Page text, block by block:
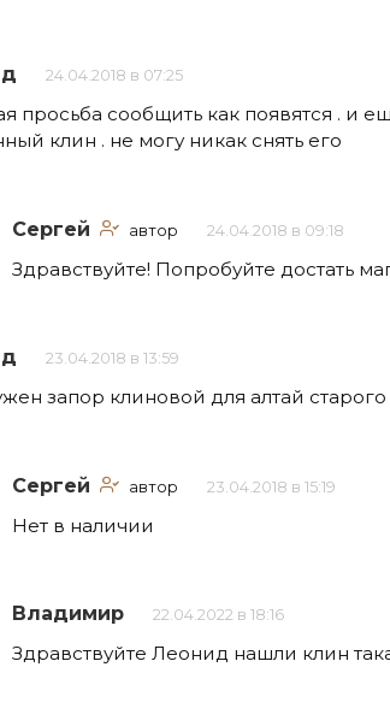
24.04.2018 в 07:25
просьба сообщить как появятся . и
клин . не могу никак снять его
Сергей автор 24.04.2018 в 09:18
Здравствуйте! Попробуйте достать
23.04.2018 в 13:59
запор клиновой для алтай старого
Сергей автор 23.04.2018 в 15:19
Нет в наличии
Владимир 22.04.2022 в 18:16
Здравствуйте Леонид нашли клин